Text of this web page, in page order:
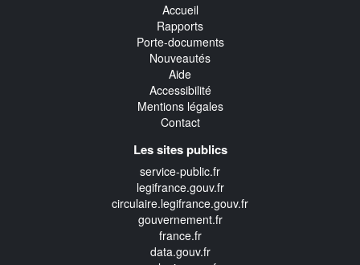
Accueil
Rapports
Porte-documents
Nouveautés
Aide
Accessibilité
Mentions légales
Contact
Les sites publics
service-public.fr
legifrance.gouv.fr
circulaire.legifrance.gouv.fr
gouvernement.fr
france.fr
data.gouv.fr